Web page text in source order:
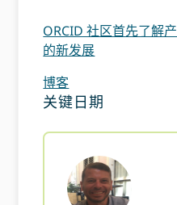
ORCID 社区首先了解
的新发展
博客
关键日期